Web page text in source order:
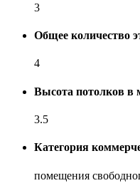
3
Общее количество
4
Высота потолков в
3.5
Категория
помещения